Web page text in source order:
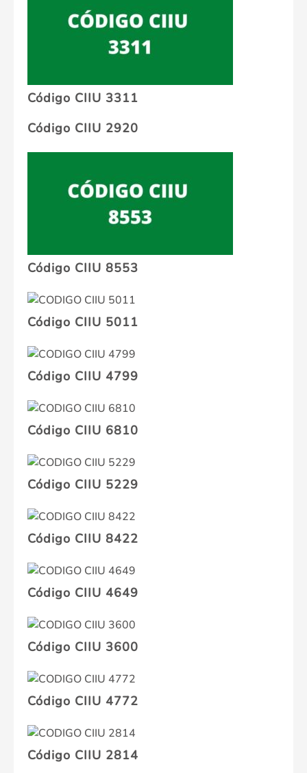
Código CIIU 3311
Código CIIU 2920
Código CIIU 8553
Código CIIU 5011
Código CIIU 4799
Código CIIU 6810
Código CIIU 5229
Código CIIU 8422
Código CIIU 4649
Código CIIU 3600
Código CIIU 4772
Código CIIU 2814